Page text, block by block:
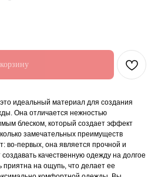
идеальный материал для создания
Она отличается нежностью
блеском, который создает эффект
замечательных преимуществ
во-первых, она является прочной и
качественную одежду на долгое
приятна на ощупь, что делает ее